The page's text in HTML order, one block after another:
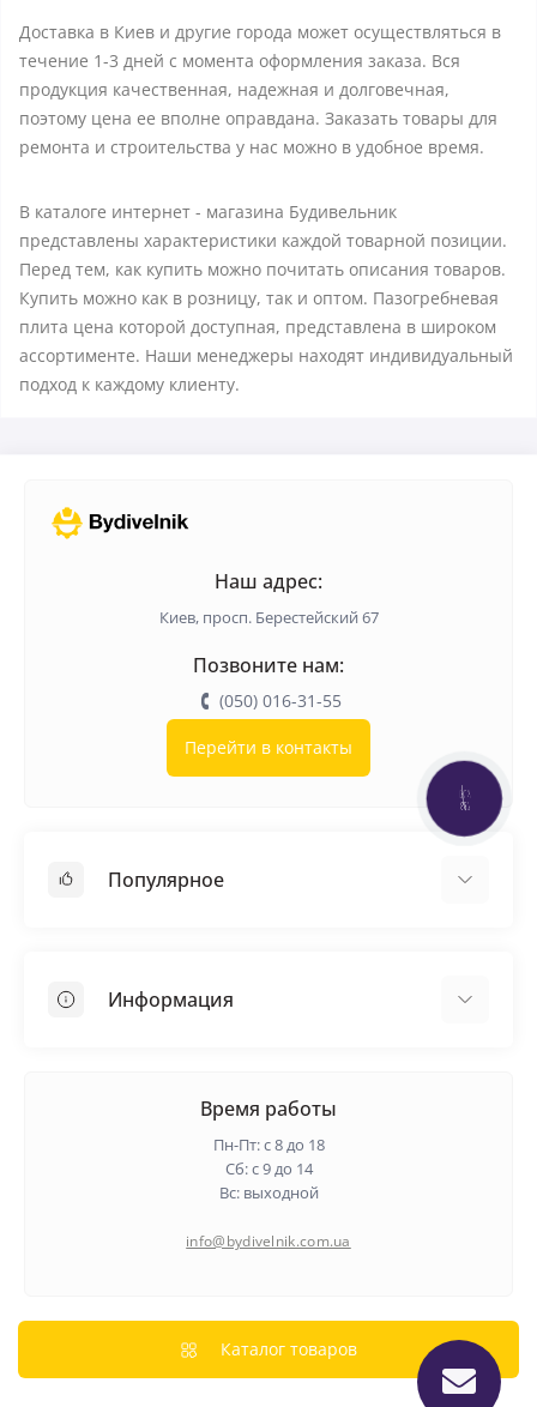
Доставка в Киев и другие города может осуществляться в
течение 1-3 дней с момента оформления заказа. Вся
продукция качественная, надежная и долговечная,
поэтому цена ее вполне оправдана. Заказать товары для
ремонта и строительства у нас можно в удобное время.
В каталоге интернет - магазина Будивельник
представлены характеристики каждой товарной позиции.
Перед тем, как купить можно почитать описания товаров.
Купить можно как в розницу, так и оптом. Пазогребневая
плита цена которой доступная, представлена в широком
ассортименте. Наши менеджеры находят индивидуальный
подход к каждому клиенту.
Наш адрес:
Киев, просп. Берестейский 67
Позвоните нам:
(050) 016-31-55
Перейти в контакты
Популярное
Самовыравнивающая смесь
Информация
Политика конфиденциальности
Время работы
Пн-Пт: с 8 до 18
Сб: с 9 до 14
Вс: выходной
info@bydivelnik.com.ua
Каталог товаров
КНОПКА
ЗВ'ЯЗКУ